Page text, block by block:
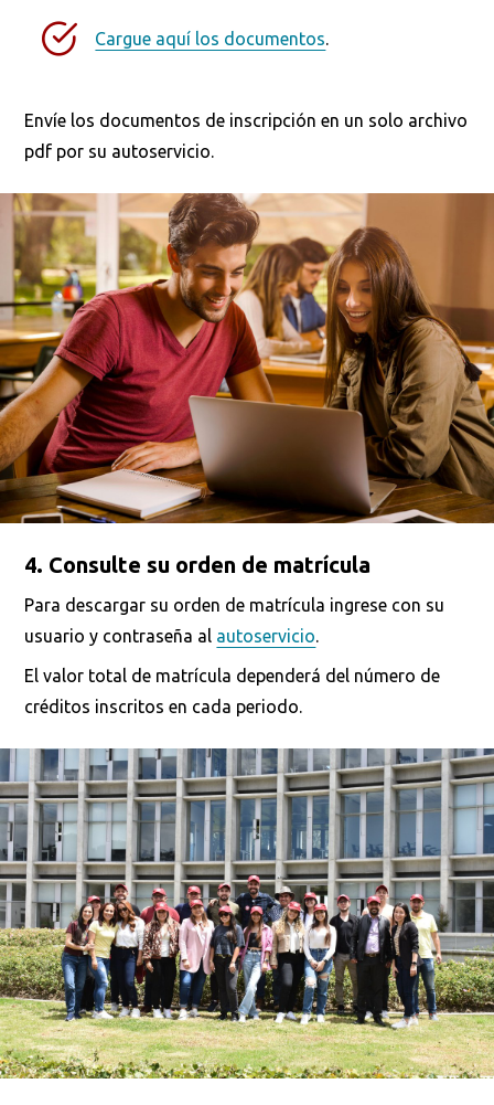
Cargue aquí los documentos.
Envíe los documentos de inscripción en un solo archivo
pdf por su autoservicio.
4. Consulte su orden de matrícula
Para descargar su orden de matrícula ingrese con su
usuario y contraseña al autoservicio.
El valor total de matrícula dependerá del número de
créditos inscritos en cada periodo.
Busca en la escuela
¿Qué buscas?
Buscar en:
Ordenar por: *
Buscar